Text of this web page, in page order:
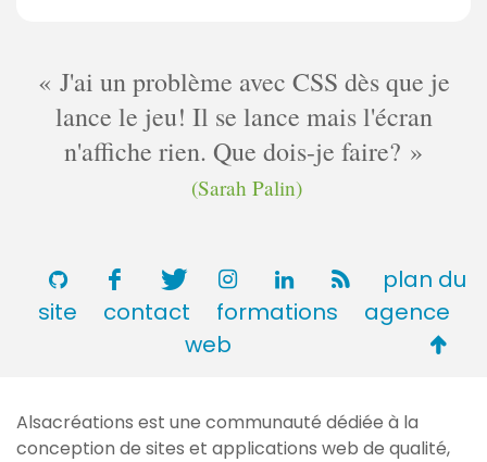
J'ai un problème avec CSS dès que je
lance le jeu! Il se lance mais l'écran
n'affiche rien. Que dois-je faire?
(Sarah Palin)
plan du
site
contact formations
agence
web
de
Alsacréations est une communauté dédiée à la
conception de sites et applications web de qualité,